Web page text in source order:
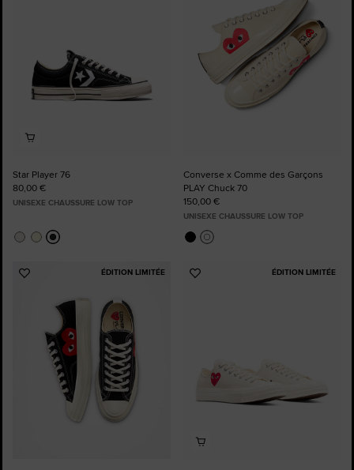
Star Player 76
80,00 €
UNISEXE CHAUSSURE LOW TOP
Converse x Comme des Garçons
PLAY Chuck 70
150,00 €
UNISEXE CHAUSSURE LOW TOP
ÉDITION LIMITÉE
Ajouter
favoris
ÉDITION LIMITÉE
Ajouter